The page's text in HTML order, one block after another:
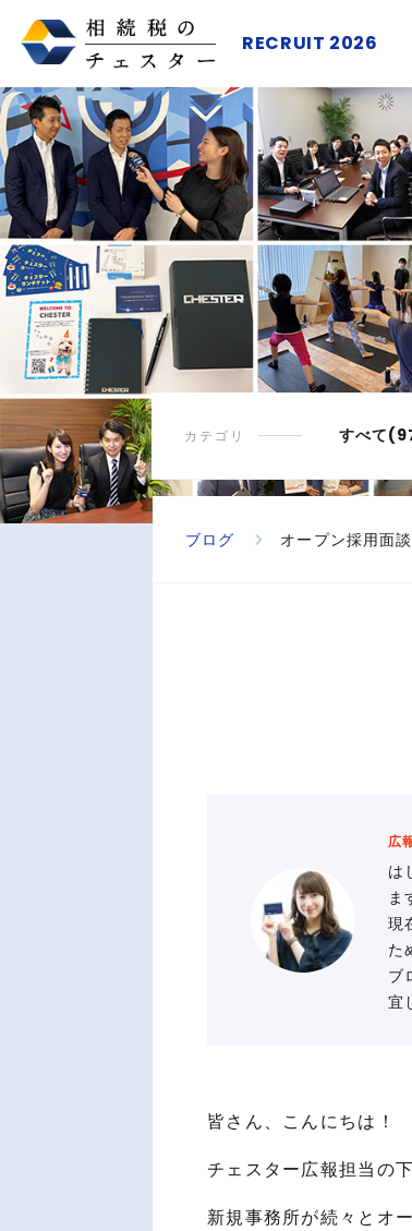
RECRUIT 2026
カテゴリ すべて
ブログ オープン採用面
広
は
ま
現
た
ブ
宜
皆さん、こんにちは！
チェスター広報担当の
新規事務所が続々とオ